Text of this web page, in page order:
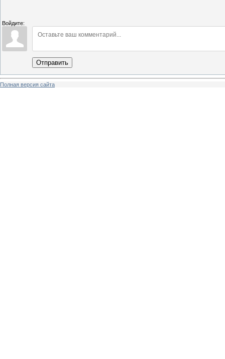
Войдите:
Отправить
Полная версия сайта